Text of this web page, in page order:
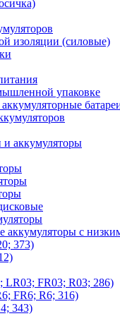
изоляции (силовые)
упаковке
и аккумуляторы
аккумуляторы с
373)
FR03; R03; 286)
FR6; R6; 316)
343)